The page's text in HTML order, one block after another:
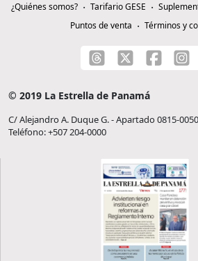
¿Quiénes somos? Tarifario GESE
Puntos de venta
Términos y
© 2019 La Estrella de Panamá
C/ Alejandro A. Duque G. - Apartado 0815-
Teléfono: +507 204-0000